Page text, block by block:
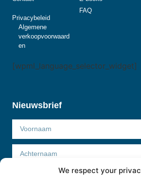
We respect your
Privacybeleid
Algemene
verkoopvoorwaard
en
[wpml_language_selector_widget]
FAQ
Nieuwsbrief